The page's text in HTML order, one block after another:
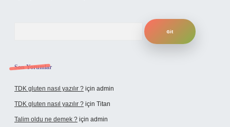
Son Yorumlar
TDK gluten nasıl yazılır ? için admin
TDK gluten nasıl yazılır ? için Titan
Talim oldu ne demek ? için admin